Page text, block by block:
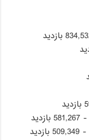
- 581,267 بازدید
- 509,349 بازدید